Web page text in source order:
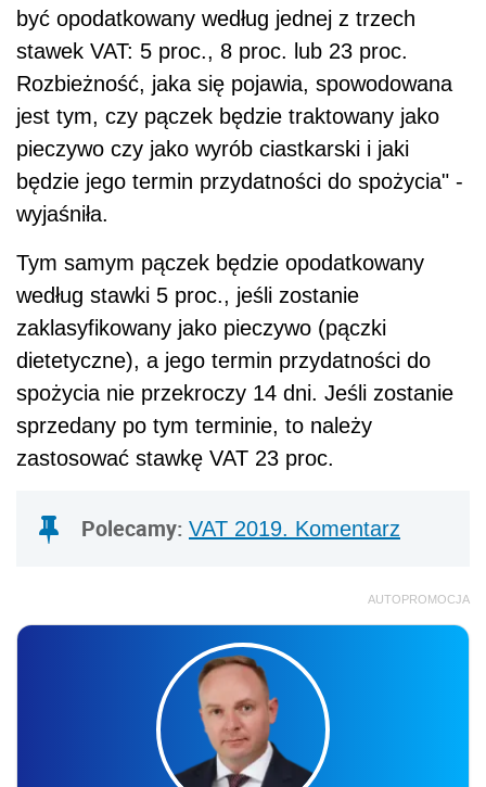
być opodatkowany według jednej z trzech
stawek VAT: 5 proc., 8 proc. lub 23 proc.
Rozbieżność, jaka się pojawia, spowodowana
jest tym, czy pączek będzie traktowany jako
pieczywo czy jako wyrób ciastkarski i jaki
będzie jego termin przydatności do spożycia" -
wyjaśniła.
Tym samym pączek będzie opodatkowany
według stawki 5 proc., jeśli zostanie
zaklasyfikowany jako pieczywo (pączki
dietetyczne), a jego termin przydatności do
spożycia nie przekroczy 14 dni. Jeśli zostanie
sprzedany po tym terminie, to należy
zastosować stawkę VAT 23 proc.
Polecamy: VAT 2019. Komentarz
AUTOPROMOCJA